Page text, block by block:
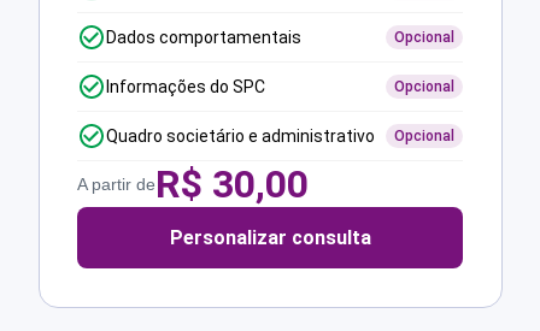
Dados comportamentais Opcional
Informações do SPC Opcional
Quadro societário e administrativo Opcional
A partir deR$ 30,00
Personalizar consulta